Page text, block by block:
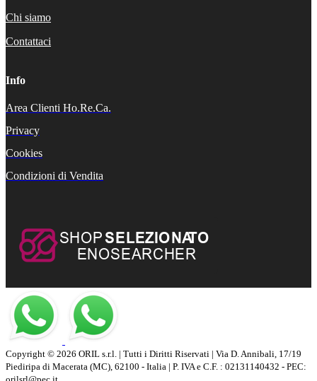
Chi siamo
Contattaci
Info
Area Clienti Ho.Re.Ca.
Privacy
Cookies
Condizioni di Vendita
Copyright © 2026 ORIL s.r.l. | Tutti i Diritti Riservati | Via D. Annibali, 17/19
Piediripa di Macerata (MC), 62100 - Italia | P. IVA e C.F. : 02131140432 - PEC: